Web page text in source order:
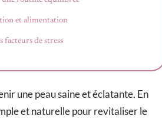
et alimentation
facteurs de stress
une peau saine et éclatante. En
et naturelle pour revitaliser le